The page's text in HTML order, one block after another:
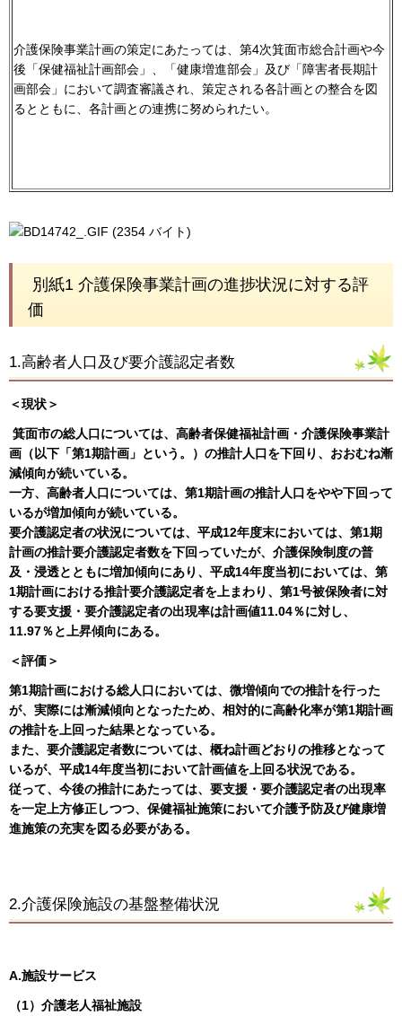
介護保険事業計画の策定にあたっては、第4次箕面市総合計画や今
後「保健福祉計画部会」、「健康増進部会」及び「障害者長期計
画部会」において調査審議され、策定される各計画との整合を図
るとともに、各計画との連携に努められたい。
別紙1 介護保険事業計画の進捗状況に対する評
価
1.高齢者人口及び要介護認定者数
＜現状＞
箕面市の総人口については、高齢者保健福祉計画・介護保険事業計
画（以下「第1期計画」という。）の推計人口を下回り、おおむね漸
減傾向が続いている。
一方、高齢者人口については、第1期計画の推計人口をやや下回って
いるが増加傾向が続いている。
要介護認定者の状況については、平成12年度末においては、第1期
計画の推計要介護認定者数を下回っていたが、介護保険制度の普
及・浸透とともに増加傾向にあり、平成14年度当初においては、第
1期計画における推計要介護認定者を上まわり、第1号被保険者に対
する要支援・要介護認定者の出現率は計画値11.04％に対し、
11.97％と上昇傾向にある。
＜評価＞
第1期計画における総人口においては、微増傾向での推計を行った
が、実際には漸減傾向となったため、相対的に高齢化率が第1期計画
の推計を上回った結果となっている。
また、要介護認定者数については、概ね計画どおりの推移となって
いるが、平成14年度当初において計画値を上回る状況である。
従って、今後の推計にあたっては、要支援・要介護認定者の出現率
を一定上方修正しつつ、保健福祉施策において介護予防及び健康増
進施策の充実を図る必要がある。
2.介護保険施設の基盤整備状況
A.施設サービス
（1）介護老人福祉施設